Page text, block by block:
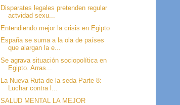
Disparates legales pretenden regular
actvidad sexu...
Entendiendo mejor la crisis en Egipto
España se suma a la ola de países
que alargan la e...
Se agrava situación sociopolítica en
Egipto. Arras...
La Nueva Ruta de la seda Parte 8:
Luchar contra l...
SALUD MENTAL LA MEJOR